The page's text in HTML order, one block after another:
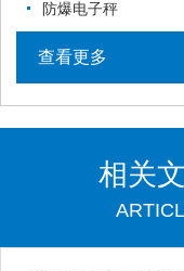
防爆电子秤
查看更多
相关